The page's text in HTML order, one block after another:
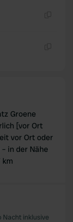
partners who
from your use
Groene
[vor Ort
vor Ort oder
in der Nähe
km
Nacht inklusive